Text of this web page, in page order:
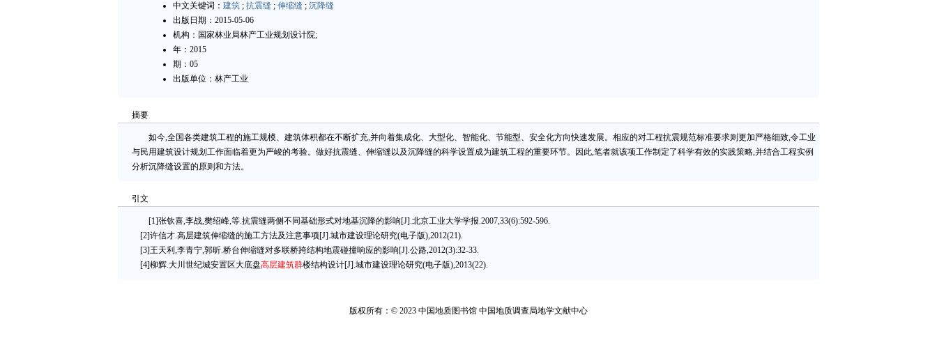
中文关键词： 建筑 ; 抗震缝 ; 伸缩缝 ; 沉降缝
出版日期：2015-05-06
机构：国家林业局林产工业规划设计院;
年：2015
期：05
出版单位：林产工业
摘要
如今,全国各类建筑工程的施工规模、建筑体积都在不断扩充,并向着集成化、大型化、智能化、节能型、安全化方向快速发展。相应的对工程抗震规范标准要求则更加严格细致,令工业
与民用建筑设计规划工作面临着更为严峻的考验。做好抗震缝、伸缩缝以及沉降缝的科学设置成为建筑工程的重要环节。因此,笔者就该项工作制定了科学有效的实践策略,并结合工程实例
分析沉降缝设置的原则和方法。
引文
[1]张钦喜,李战,樊绍峰,等.抗震缝两侧不同基础形式对地基沉降的影响[J].北京工业大学学报.2007,33(6):592-596.
[2]许信才.高层建筑伸缩缝的施工方法及注意事项[J].城市建设理论研究(电子版),2012(21).
[3]王天利,李青宁,郭昕.桥台伸缩缝对多联桥跨结构地震碰撞响应的影响[J].公路,2012(3):32-33.
[4]柳辉.大川世纪城安置区大底盘高层建筑群楼结构设计[J].城市建设理论研究(电子版),2013(22).
版权所有：© 2023 中国地质图书馆 中国地质调查局地学文献中心